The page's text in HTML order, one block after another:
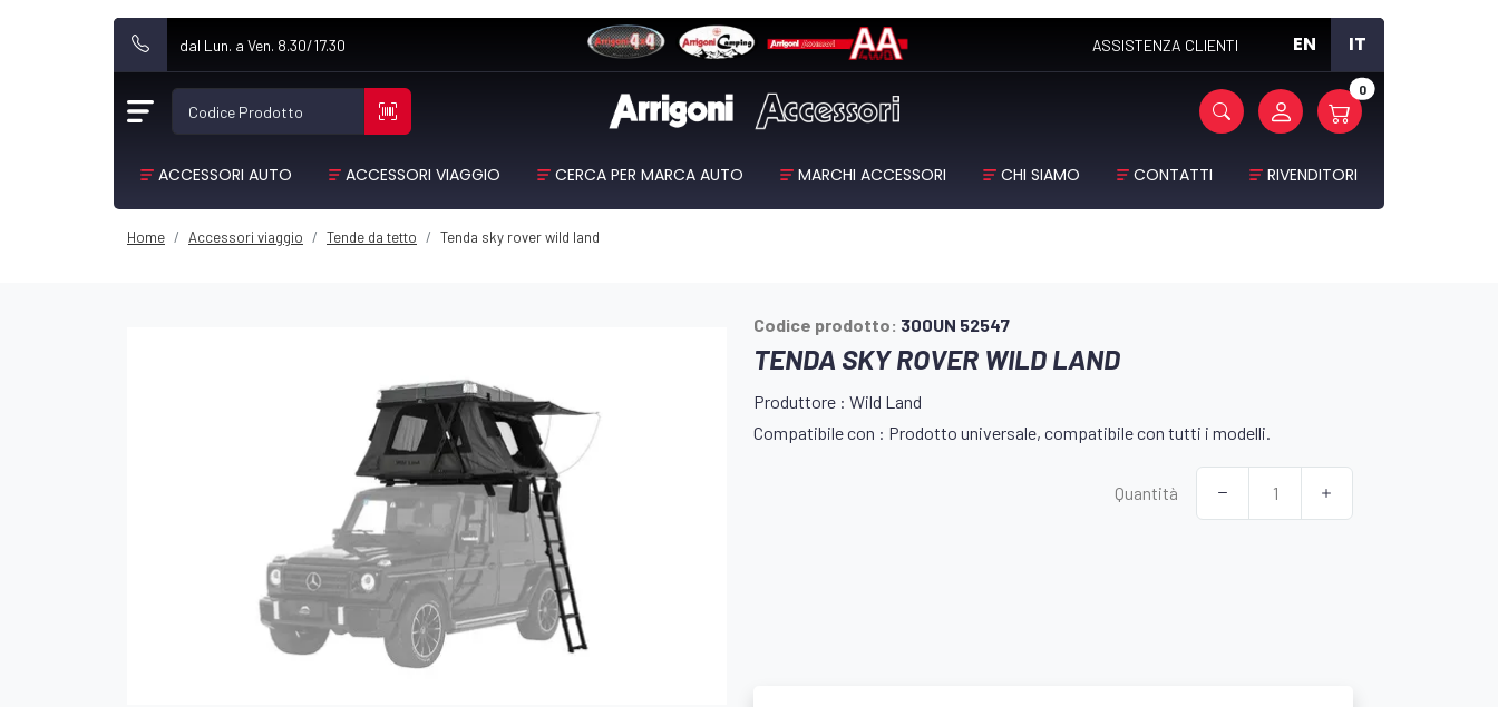
dal Lun. a Ven. 8.30/17.30 ASSISTENZA CLIENTI EN IT
Codice Prodotto
0
ACCESSORI AUTO ACCESSORI VIAGGIO CERCA PER MARCA AUTO MARCHI ACCESSORI CHI SIAMO CONTATTI RIVENDITORI
Home Accessori viaggio Tende da tetto Tenda sky rover wild land
Codice prodotto: 300UN 52547
TENDA SKY ROVER WILD LAND
Produttore : Wild Land
Compatibile con : Prodotto universale, compatibile con tutti i modelli.
Quantità